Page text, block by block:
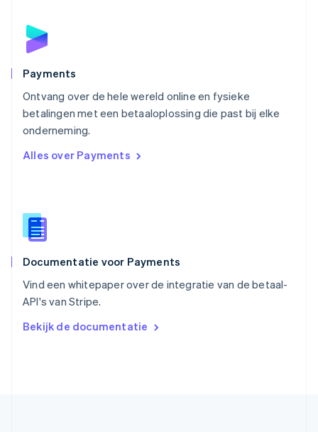
Payments
Ontvang over de hele wereld online en fysieke
betalingen met een betaaloplossing die past bij elke
onderneming.
Alles over Payments
Documentatie voor Payments
Vind een whitepaper over de integratie van de betaal-
API's van Stripe.
Bekijk de documentatie
Polen
English
Português
English
Singapore
English简体中文
EnglishItaliano
Español
Thailand
Tsjechië
Vasteland van China
简体中文English
English